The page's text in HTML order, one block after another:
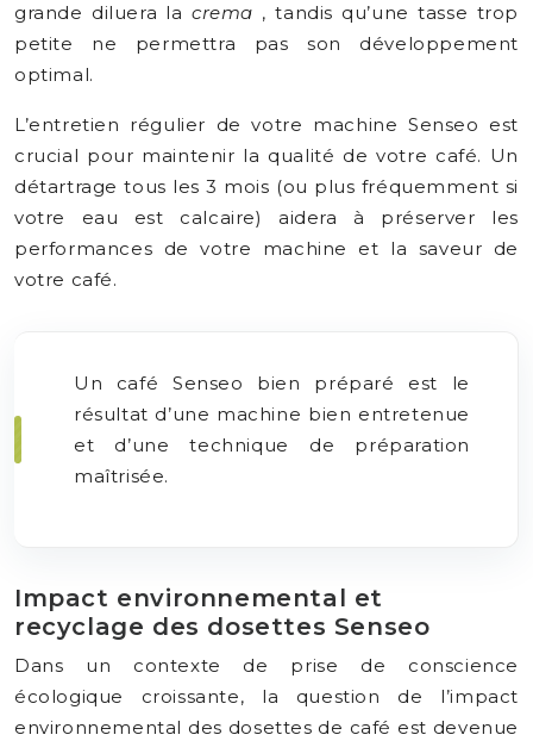
grande diluera lacrema , tandis qu’une tasse trop
petite ne permettra pas son développement
optimal.
L’entretien régulier de votre machine Senseo est
crucial pour maintenir la qualité de votre café. Un
détartrage tous les 3 mois (ou plus fréquemment si
votre eau est calcaire) aidera à préserver les
performances de votre machine et la saveur de
votre café.
Un café Senseo bien préparé est le
résultat d’une machine bien entretenue
et d’une technique de préparation
maîtrisée.
Impact environnemental et
recyclage des dosettes Senseo
Dans un contexte de prise de conscience
écologique croissante, la question de l’impact
environnemental des dosettes de café est devenue